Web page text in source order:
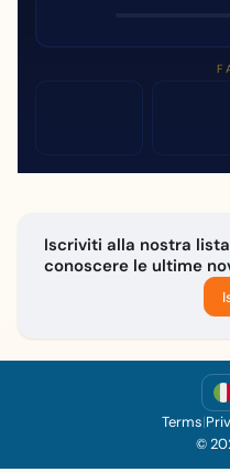
Iscriviti alla nostra
conoscere le ultime
Terms|
©